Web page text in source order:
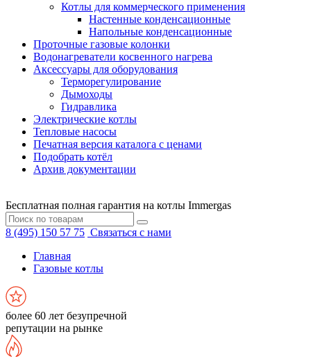
Котлы для коммерческого применения
Настенные конденсационные
Напольные конденсационные
Проточные газовые колонки
Водонагреватели косвенного нагрева
Аксессуары для оборудования
Терморегулирование
Дымоходы
Гидравлика
Электрические котлы
Тепловые насосы
Печатная версия каталога с ценами
Подобрать котёл
Архив документации
Бесплатная полная гарантия на котлы Immergas
8 (495) 150 57 75 Связаться с нами
Главная
Газовые котлы
более 60 лет безупречной
репутации на рынке